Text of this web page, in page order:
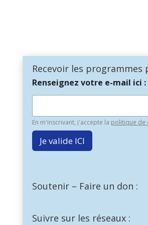
Recevoir les programmes
Renseignez votre e-mail ici :
En m'inscrivant, j'accepte la politique de
Je valide ICI
Soutenir – Faire un don :
Suivre sur les réseaux :